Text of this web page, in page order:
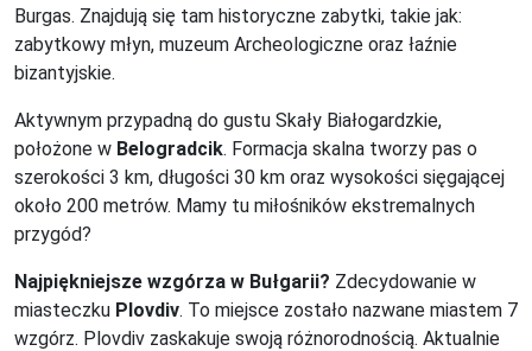
Burgas. Znajdują się tam historyczne zabytki, takie jak:
zabytkowy młyn, muzeum Archeologiczne oraz łaźnie
bizantyjskie.
Aktywnym przypadną do gustu Skały Białogardzkie,
położone w Belogradcik. Formacja skalna tworzy pas o
szerokości 3 km, długości 30 km oraz wysokości sięgającej
około 200 metrów. Mamy tu miłośników ekstremalnych
przygód?
Najpiękniejsze wzgórza w Bułgarii? Zdecydowanie w
miasteczku Plovdiv. To miejsce zostało nazwane miastem 7
wzgórz. Plovdiv zaskakuje swoją różnorodnością. Aktualnie